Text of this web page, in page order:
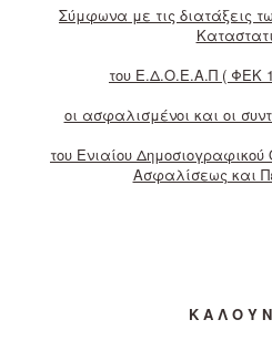
Σύμφωνα με τις διατάξεις
του Ε.Δ.Ο.Ε.Α.Π ( ΦΕΚ
οι ασφαλισμένοι και οι
του Ενιαίου
Ασφαλίσεως και
Κ Α Λ Ο Υ Ν